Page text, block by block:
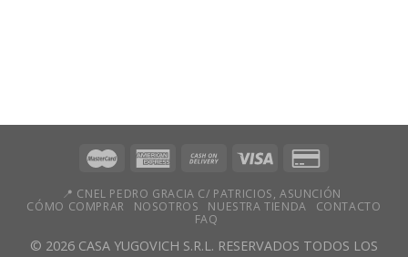
📍 CNEL PEDRO GRACIA C/ PATRICIOS, ASUNCIÓN
CÓMO COMPRAR
NOSOTROS NUESTRA TIENDA
CONTACTO
FAQ
© 2026 CASA YUGOVICH S.R.L. RESERVADOS TODOS LOS